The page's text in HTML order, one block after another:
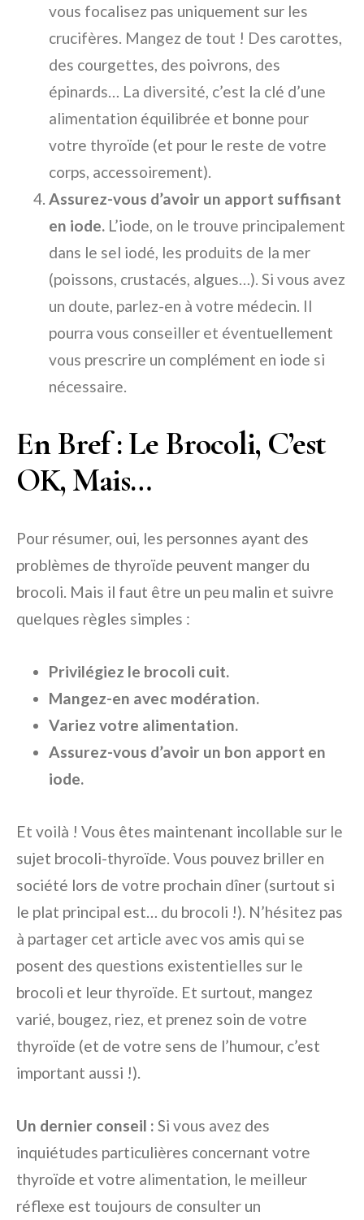
vous focalisez pas uniquement sur les
crucifères. Mangez de tout ! Des carottes,
des courgettes, des poivrons, des
épinards… La diversité, c’est la clé d’une
alimentation équilibrée et bonne pour
votre thyroïde (et pour le reste de votre
corps, accessoirement).
Assurez-vous d’avoir un apport suffisant
en iode. L’iode, on le trouve principalement
dans le sel iodé, les produits de la mer
(poissons, crustacés, algues…). Si vous avez
un doute, parlez-en à votre médecin. Il
pourra vous conseiller et éventuellement
vous prescrire un complément en iode si
nécessaire.
En Bref : Le Brocoli, C’est
OK, Mais…
Pour résumer, oui, les personnes ayant des
problèmes de thyroïde peuvent manger du
brocoli. Mais il faut être un peu malin et suivre
quelques règles simples :
Privilégiez le brocoli cuit.
Mangez-en avec modération.
Variez votre alimentation.
Assurez-vous d’avoir un bon apport en
iode.
Et voilà ! Vous êtes maintenant incollable sur le
sujet brocoli-thyroïde. Vous pouvez briller en
société lors de votre prochain dîner (surtout si
le plat principal est… du brocoli !). N’hésitez pas
à partager cet article avec vos amis qui se
posent des questions existentielles sur le
brocoli et leur thyroïde. Et surtout, mangez
varié, bougez, riez, et prenez soin de votre
thyroïde (et de votre sens de l’humour, c’est
important aussi !).
Un dernier conseil : Si vous avez des
inquiétudes particulières concernant votre
thyroïde et votre alimentation, le meilleur
réflexe est toujours de consulter un